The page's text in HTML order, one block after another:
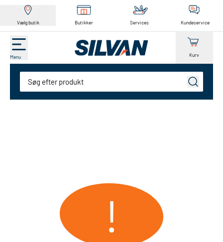
Vælg butik Butikker Services Kundeservice
Menu Kurv
Søg
!